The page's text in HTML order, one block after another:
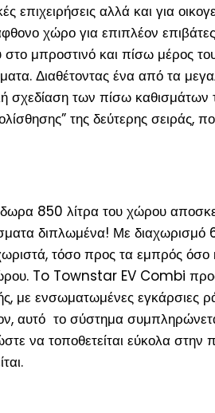
επιχειρήσεις αλλά και για
χώρο για επιπλέον
μπροστινό και πίσω μέρος
Διαθέτοντας ένα από τα
σχεδίαση των πίσω
της δεύτερης σειράς,
850 λίτρα του χώρου
διπλωμένα! Με
τόσο προς τα εμπρός
To Townstar EV Combi
με ενσωματωμένες εγκάρσιες
αυτό το σύστημα
να τοποθετείται εύκολα στην